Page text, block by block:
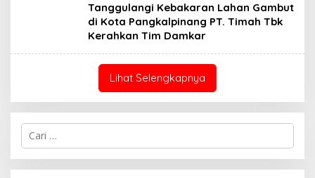
Tanggulangi Kebakaran Lahan Gambut
di Kota Pangkalpinang PT. Timah Tbk
Kerahkan Tim Damkar
Lihat Selengkapnya
Cari
untuk: